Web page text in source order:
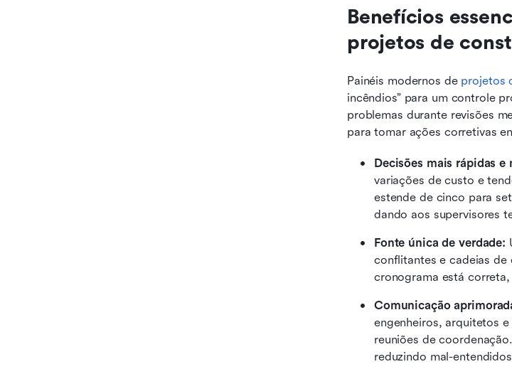
Benefícios
projetos de
Painéis modernos de projetos
incêndios” para um controle
problemas durante revisões
para tomar ações corretivas
Decisões mais rápidas e
variações de custo e
estende de cinco para
dando aos supervisores
Fonte única de verdade:
conflitantes e cadeias de
cronograma está
Comunicação
engenheiros, arquitetos
reuniões de
reduzindo mal-